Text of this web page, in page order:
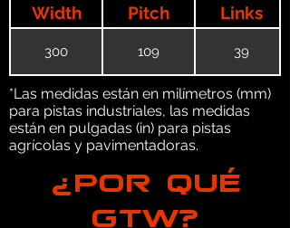
Width
Pitch
Links
300 109 39
*Las medidas están en milímetros (mm)
para pistas industriales, las medidas
están en pulgadas (in) para pistas
agrícolas y pavimentadoras.
¿POR QUÉ
GTW?